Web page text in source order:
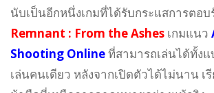
นับเป็นอีกหนึ่งเกมที่ได้รับกระแสการตอบ
Remnant : From the Ashes เกมแนว
Shooting Onlineที่สามารถเล่นได้ทั้ง
เล่นคนเดียว หลังจากเปิดตัวได้ไม่นาน เ